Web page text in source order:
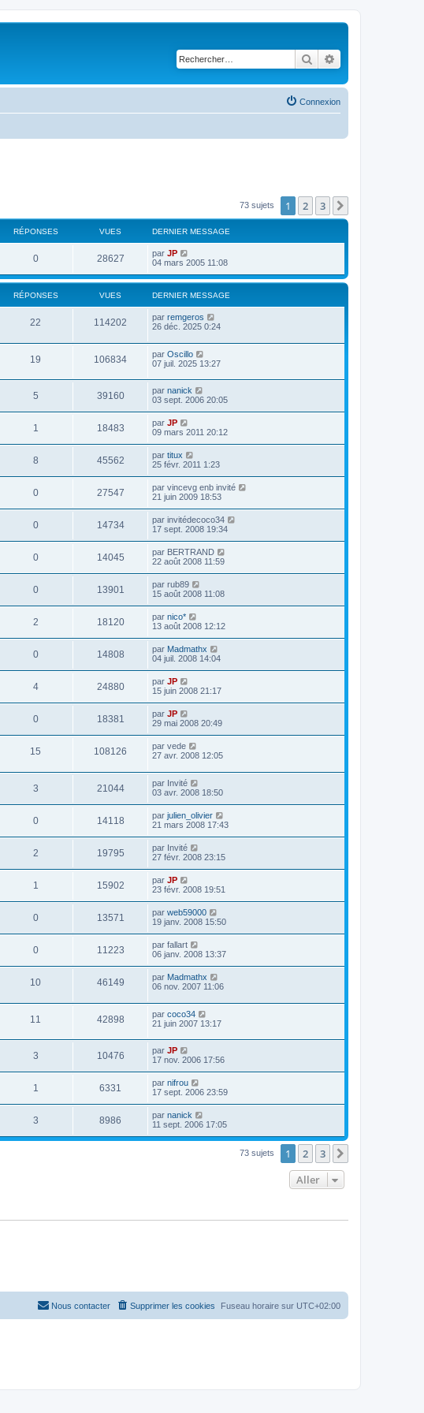
Rechercher
Connexion
73 sujets 1 2 3
RÉPONSES VUES DERNIER MESSAGE
0 28627 par JP
04 mars 2005 11:08
RÉPONSES VUES DERNIER MESSAGE
22 114202 par remgeros
26 déc. 2025 0:24
19 106834 par Oscillo
07 juil. 2025 13:27
5 39160 par nanick
03 sept. 2006 20:05
1 18483 par JP
09 mars 2011 20:12
8 45562 par titux
25 févr. 2011 1:23
0 27547 par vincevg enb invité
21 juin 2009 18:53
0 14734 par invitédecoco34
17 sept. 2008 19:34
0 14045 par BERTRAND
22 août 2008 11:59
0 13901 par rub89
15 août 2008 11:08
2 18120 par nico*
13 août 2008 12:12
0 14808 par Madmathx
04 juil. 2008 14:04
4 24880 par JP
15 juin 2008 21:17
0 18381 par JP
29 mai 2008 20:49
15 108126 par vede
27 avr. 2008 12:05
3 21044 par Invité
03 avr. 2008 18:50
0 14118 par julien_olivier
21 mars 2008 17:43
2 19795 par Invité
27 févr. 2008 23:15
1 15902 par JP
23 févr. 2008 19:51
0 13571 par web59000
19 janv. 2008 15:50
0 11223 par fallart
06 janv. 2008 13:37
10 46149 par Madmathx
06 nov. 2007 11:06
11 42898 par coco34
21 juin 2007 13:17
3 10476 par JP
17 nov. 2006 17:56
1 6331 par nifrou
17 sept. 2006 23:59
3 8986 par nanick
11 sept. 2006 17:05
73 sujets 1 2 3
Aller
Fuseau horaire sur UTC+02:00
Supprimer les cookies
Nous contacter